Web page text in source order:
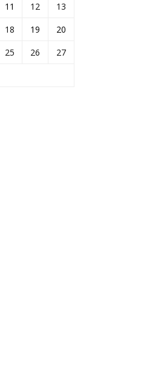
11 12
13
18 19
20
25 26
27